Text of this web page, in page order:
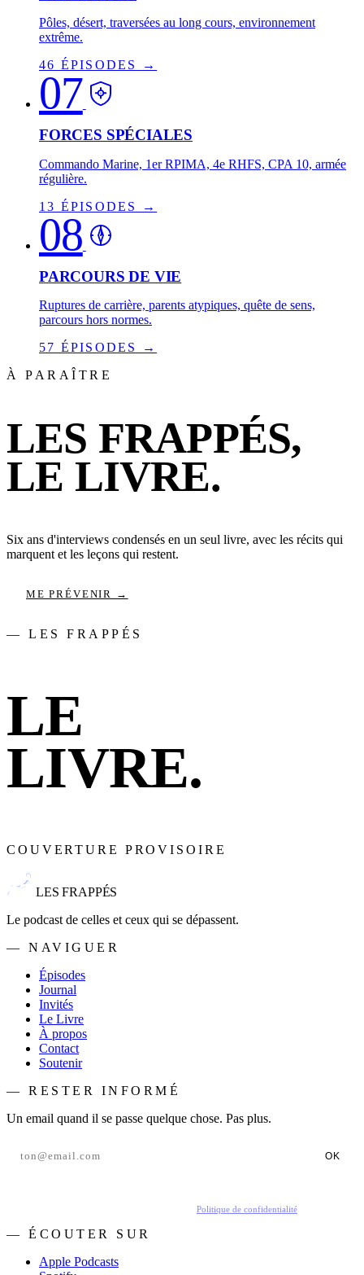
Pôles, désert, traversées au long cours, environnement
extrême.
46 ÉPISODES →
07
FORCES SPÉCIALES
Commando Marine, 1er RPIMA, 4e RHFS, CPA 10, armée
régulière.
13 ÉPISODES →
08
PARCOURS DE VIE
Ruptures de carrière, parents atypiques, quête de sens,
parcours hors normes.
57 ÉPISODES →
À PARAÎTRE
LES FRAPPÉS,
LE LIVRE.
Six ans d'interviews condensés en un seul livre, avec les récits qui
marquent et les leçons qui restent.
ME PRÉVENIR →
— LES FRAPPÉS
LE
LIVRE.
COUVERTURE PROVISOIRE
LES FRAPPÉS
Le podcast de celles et ceux qui se dépassent.
— NAVIGUER
Épisodes
Journal
Invités
Le Livre
À propos
Contact
Soutenir
— RESTER INFORMÉ
Un email quand il se passe quelque chose. Pas plus.
OK
Politique de confidentialité
— ÉCOUTER SUR
Apple Podcasts